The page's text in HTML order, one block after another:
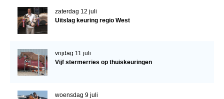
zaterdag 12 juli
Uitslag keuring regio West
vrijdag 11 juli
Vijf stermerries op thuiskeuringen
woensdag 9 juli